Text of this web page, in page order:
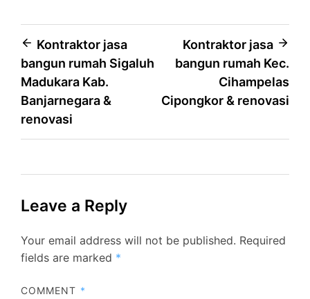
Post
navigation
Kontraktor jasa
bangun rumah Sigaluh
Madukara Kab.
Banjarnegara &
renovasi
Kontraktor jasa
bangun rumah Kec.
Cihampelas
Cipongkor & renovasi
Leave a Reply
Your email address will not be published. Required
fields are marked *
COMMENT *